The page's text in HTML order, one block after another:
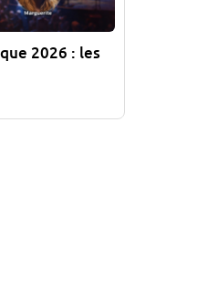
2026 : les